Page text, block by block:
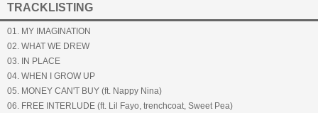
TRACKLISTING
01. MY IMAGINATION
02. WHAT WE DREW
03. IN PLACE
04. WHEN I GROW UP
05. MONEY CAN'T BUY (ft. Nappy Nina)
06. FREE INTERLUDE (ft. Lil Fayo, trenchcoat, Sweet Pea)